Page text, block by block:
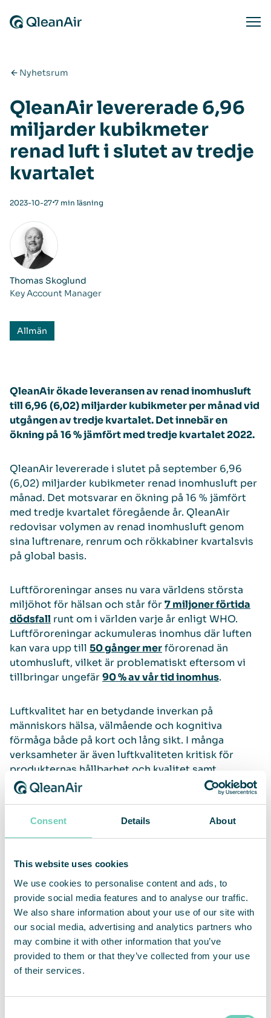
Consent Details About
This website uses cookies
We use cookies to personalise content and ads, to
provide social media features and to analyse our traffic.
We also share information about your use of our site with
our social media, advertising and analytics partners who
may combine it with other information that you’ve
provided to them or that they’ve collected from your use
of their services.
Nyhetsrum
QleanAir levererade 6,96
miljarder kubikmeter
renad luft i slutet av tredje
kvartalet
2023-10-27⋅7 min läsning
Thomas Skoglund
Key Account Manager
Allmän
QleanAir ökade leveransen av renad inomhusluft
till6,96(6,02) miljarder kubikmeter per månad vid
utgången av tredje kvartalet. Det innebär en
ökning på 16 % jämfört med tredje kvartalet 2022.
QleanAir levererade i slutet på september 6,96
(6,02) miljarder kubikmeter renad inomhusluft per
månad. Det motsvarar en ökning på 16 % jämfört
med tredje kvartalet föregående år. QleanAir
redovisar volymen av renad inomhusluft genom
sina luftrenare, renrum och rökkabiner kvartalsvis
på global basis.
Luftföroreningar anses nu vara världens största
miljöhot för hälsan och står för7 miljoner förtida
dödsfall runt om i världen varje år enligt WHO.
Luftföroreningar ackumuleras inomhus där luften
kan vara upp till 50 gånger merförorenad än
utomhusluft, vilket är problematiskt eftersom vi
tillbringar ungefär90 % av vår tid inomhus.
Luftkvalitet har en betydande inverkan på
människors hälsa, välmående och kognitiva
förmåga både på kort och lång sikt. I många
verksamheter är även luftkvaliteten kritisk för
produkternas hållbarhet och kvalitet samt
processernas effektivitet. QleanAir tillhandahåller
luftreningslösningar för de flesta typer av
WHO om luftföroreningar
Europeiska Kommisionens rapport Environment
and Quality of Life
Hur påverkar luftföroreningar din hälsa?